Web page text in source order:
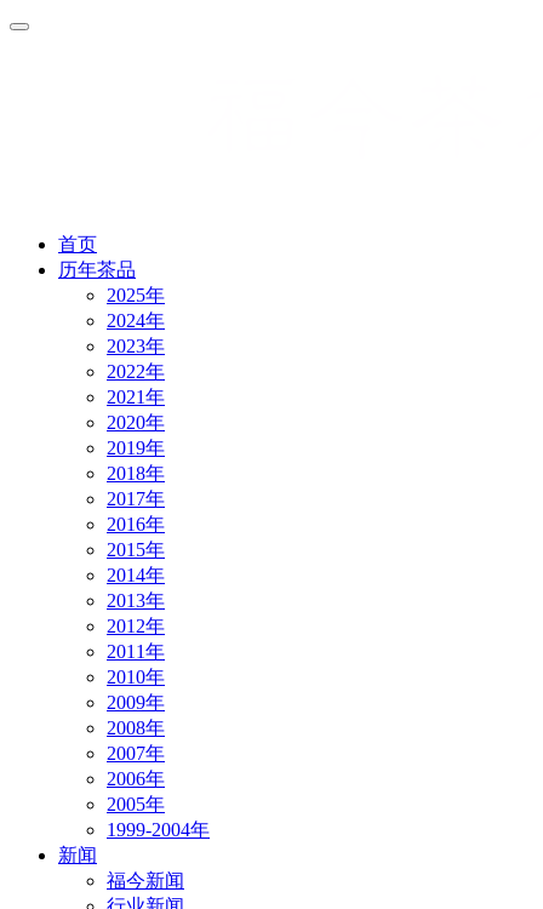
首页
历年茶品
2025年
2024年
2023年
2022年
2021年
2020年
2019年
2018年
2017年
2016年
2015年
2014年
2013年
2012年
2011年
2010年
2009年
2008年
2007年
2006年
2005年
1999-2004年
新闻
福今新闻